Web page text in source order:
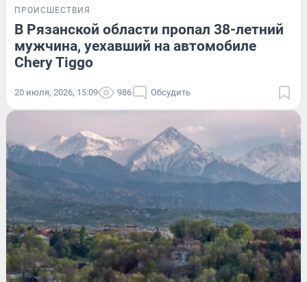
ПРОИСШЕСТВИЯ
В Рязанской области пропал 38-летний
мужчина, уехавший на автомобиле
Chery Tiggo
20 июля, 2026, 15:09 986 Обсудить